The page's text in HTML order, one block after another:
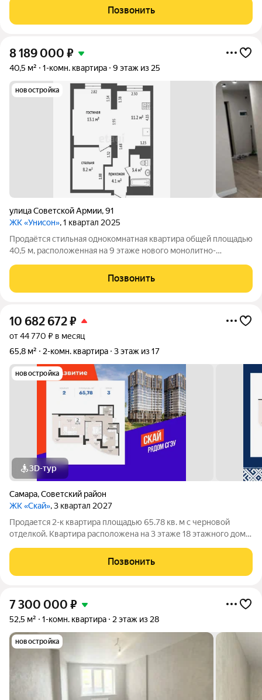
безопасные зелёные дворы, детские и спортивные площадки.
Панорамные виды на
Позвонить
8 189 000 ₽
40,5 м² 1-комн. квартира 9 этаж из 25
новостройка
улица Советской Армии,91
ЖК «Унисон», 1 квартал 2025
Продаётся стильная однокомнатная квартира общей площадью
40,5 м, расположенная на 9 этаже нового монолитно-
один взрослый собственник, никто не прописан, приобретался
за наличный расчёт без
Позвонить
10 682 672₽
от 44 770 ₽ в месяц
65,8 м²
2-комн. квартира 3 этаж из 17
новостройка
3D-тур
Самара,Советский район
ЖК «Скай», 3 квартал 2027
Продается 2-к квартира площадью 65.78 кв. м с черновой
отделкой. Квартира расположена на 3 этаже 18 этажного дома,
безопасные зелёные дворы, детские и спортивные площадки.
Панорамные виды на
Позвонить
7 300 000 ₽
52,5 м² 1-комн. квартира 2 этаж из 28
новостройка